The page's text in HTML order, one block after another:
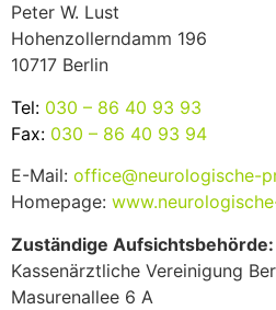
Peter W. Lust
Hohenzollerndamm 196
10717 Berlin
Tel: 030 – 86 40 93 93
Fax: 030 – 86 40 93 94
E-Mail: office@neurologische-
Homepage:
Zuständige Aufsichtsbehörde:
Kassenärztliche Vereinigung
Masurenallee 6 A